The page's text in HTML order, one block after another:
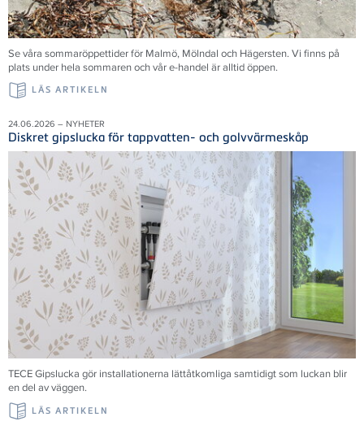
Se våra sommaröppettider för Malmö, Mölndal och Hägersten. Vi finns på
plats under hela sommaren och vår e-handel är alltid öppen.
LÄS ARTIKELN
24.06.2026 – NYHETER
Diskret gipslucka för tappvatten- och golvvärmeskåp
TECE Gipslucka gör installationerna lättåtkomliga samtidigt som luckan blir
en del av väggen.
LÄS ARTIKELN